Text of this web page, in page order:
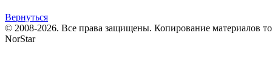
Вернуться
© 2008-2026. Все права защищены. Копирование материалов
NorStar